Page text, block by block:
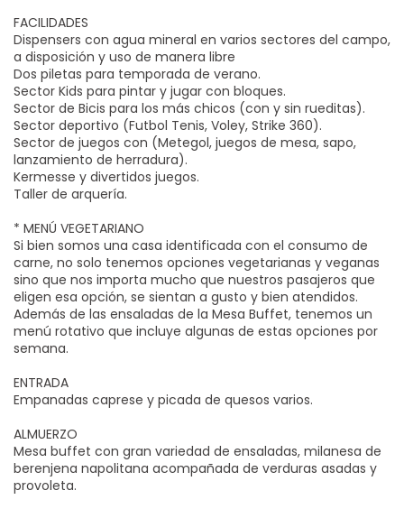
FACILIDADES
Dispensers con agua mineral en varios sectores del campo,
a disposición y uso de manera libre
Dos piletas para temporada de verano.
Sector Kids para pintar y jugar con bloques.
Sector de Bicis para los más chicos (con y sin rueditas).
Sector deportivo (Futbol Tenis, Voley, Strike 360).
Sector de juegos con (Metegol, juegos de mesa, sapo,
lanzamiento de herradura).
Kermesse y divertidos juegos.
Taller de arquería.
* MENÚ VEGETARIANO
Si bien somos una casa identificada con el consumo de
carne, no solo tenemos opciones vegetarianas y veganas
sino que nos importa mucho que nuestros pasajeros que
eligen esa opción, se sientan a gusto y bien atendidos.
Además de las ensaladas de la Mesa Buffet, tenemos un
menú rotativo que incluye algunas de estas opciones por
semana.
ENTRADA
Empanadas caprese y picada de quesos varios.
ALMUERZO
Mesa buffet con gran variedad de ensaladas, milanesa de
berenjena napolitana acompañada de verduras asadas y
provoleta.